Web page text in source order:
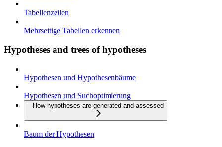
Tabellenzeilen
Mehrseitige Tabellen erkennen
Hypotheses and trees of hypotheses
Hypothesen und Hypothesenbäume
Hypothesen und Suchoptimierung
How hypotheses are generated and assessed
Baum der Hypothesen